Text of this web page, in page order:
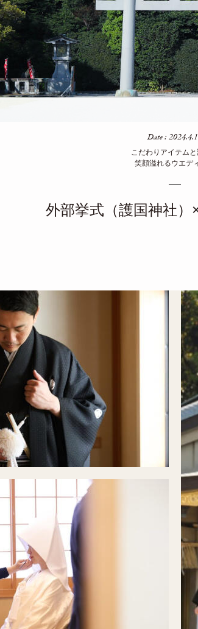
Date :
こだわりアイテム
笑顔溢れるウエデ
外部挙式（護国神社）